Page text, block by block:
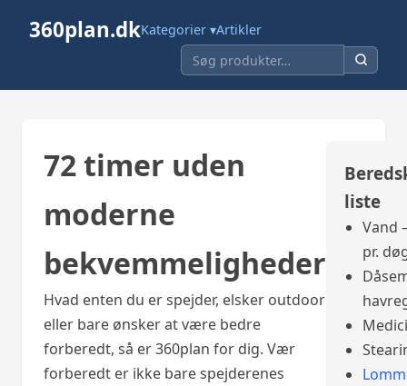
360plan.dkKategorier ▾Artikler
72 timer uden
moderne
bekvemmeligheder
Hvad enten du er spejder, elsker outdoor
eller bare ønsker at være bedre
forberedt, så er 360plan for dig. Vær
forberedt er ikke bare spejderenes
liste
Vand
pr.